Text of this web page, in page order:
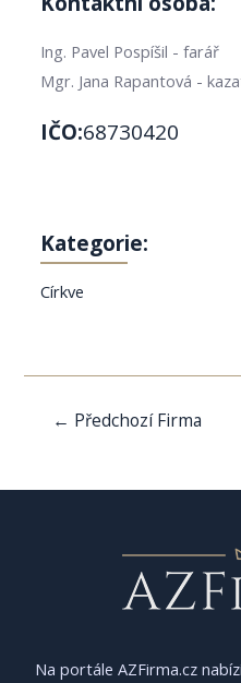
Ing. Pavel Pospíšil - farář
Mgr. Jana Rapantová -
IČO:68730420
Kategorie:
Církve
Navigace
← Předchozí Firma
Na portále AZFirma.cz